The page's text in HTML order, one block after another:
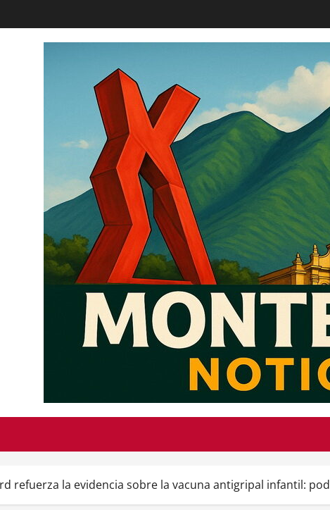
refuerza la evidencia sobre la vacuna antigripal infantil: